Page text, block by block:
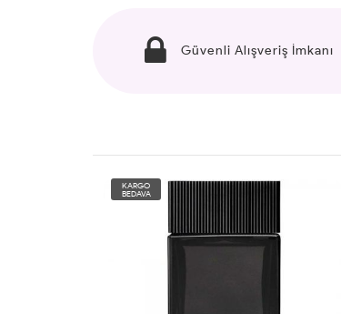
Güvenli Alışveriş İmkanı
KARGO
BEDAVA